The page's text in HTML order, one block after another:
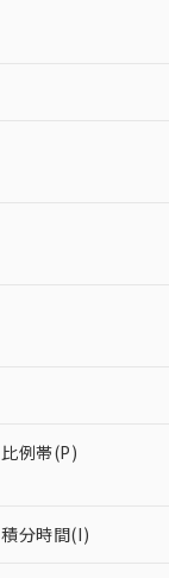
比例帯(P)
積分時間(I)